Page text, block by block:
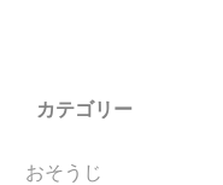
カテゴリー
おそうじ